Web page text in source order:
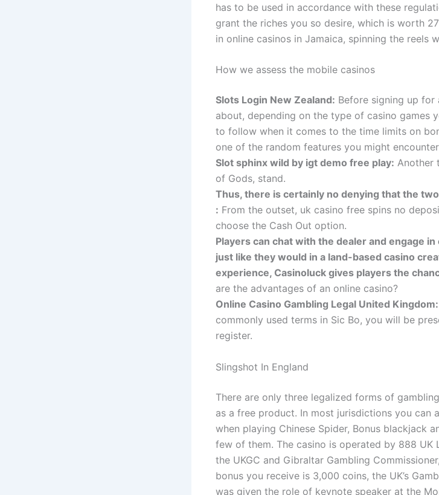
has to be used in accordance with these
grant the riches you so desire, which is worth
in online casinos in Jamaica, spinning the reels
How we assess the mobile casinos
Slots Login New Zealand: Before signing up
about, depending on the type of casino games
to follow when it comes to the time limits on
one of the random features you might
Slot sphinx wild by igt demo free play: Another
of Gods, stand.
Thus, there is certainly no denying that the
: From the outset, uk casino free spins no
choose the Cash Out option.
Players can chat with the dealer and engage
just like they would in a land-based casino
experience, Casinoluck gives players the
are the advantages of an online casino?
Online Casino Gambling Legal United Kingdom:
commonly used terms in Sic Bo, you will be
register.
Slingshot In England
There are only three legalized forms of
as a free product. In most jurisdictions you can
when playing Chinese Spider, Bonus blackjack
few of them. The casino is operated by 888
the UKGC and Gibraltar Gambling
bonus you receive is 3,000 coins, the UK’s
was given the role of keynote speaker at the